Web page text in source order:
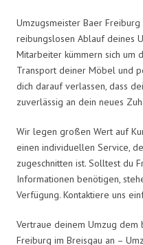
Umzugsmeister Baer
reibungslosen Ablauf deines
Mitarbeiter kümmern sich um
Transport deiner Möbel und
dich darauf verlassen, dass
zuverlässig an dein neues
Wir legen großen Wert auf
einen individuellen Service,
zugeschnitten ist. Solltest du
Informationen benötigen,
Verfügung. Kontaktiere uns
Vertraue deinem Umzug dem
Freiburg im Breisgau an –